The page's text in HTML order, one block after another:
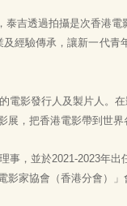
透過拍攝是次香港電
經驗傳承，讓新一代
影發行人及製片人。
，把香港電影帶到世界
，並於2021-2023年
家協會（香港分會）